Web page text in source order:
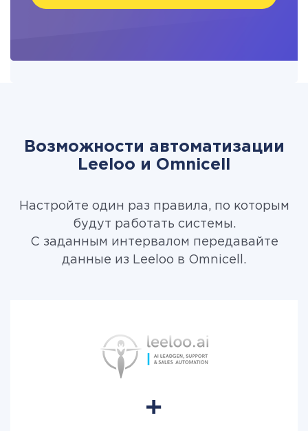
Возможности автоматизации
Leeloo и Omnicell
Настройте один раз правила, по которым
будут работать системы.
С заданным интервалом передавайте
данные из Leeloo в Omnicell.